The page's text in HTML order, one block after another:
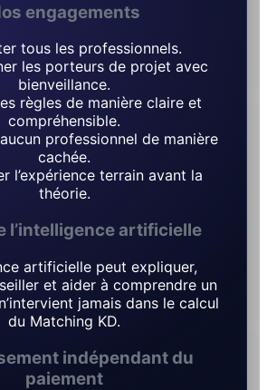
engagements
tous les professionnels.
les porteurs de projet avec
bienveillance.
règles de manière claire et
compréhensible.
professionnel de manière
cachée.
l’expérience terrain avant la
théorie.
l’intelligence artificielle
artificielle peut expliquer,
et aider à comprendre un
jamais dans le calcul
du Matching KD.
indépendant du
paiement